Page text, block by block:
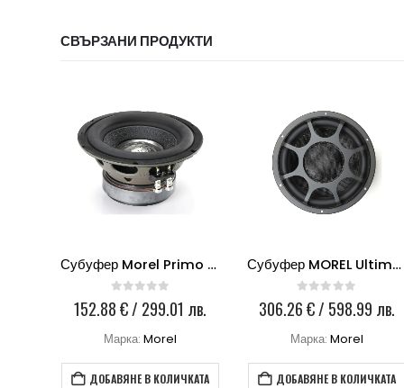
СВЪРЗАНИ ПРОДУКТИ
Субуфер Morel Primo 804
0 out of 5
152.88€/ 299.01 лв.
Марка:Morel
ДОБАВЯНЕ В КОЛИЧКАТА
Субуфер MOREL Ultimo SC 124-4 OHM Morel 12
0 out of 5
306.26€/ 598.99 лв.
Марка: Morel
ДОБАВЯНЕ В КОЛИЧКАТА